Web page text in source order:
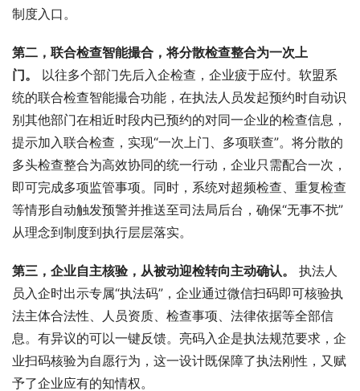
制度入口。
第二，联合检查智能撮合，将分散检查整合为一次上
门。
以往多个部门先后入企检查，企业疲于应付。软盟系
统的联合检查智能撮合功能，在执法人员发起预约时自动识
别其他部门在相近时段内已预约的对同一企业的检查信息，
提示加入联合检查，实现“一次上门、多项联查”。将分散的
多头检查整合为高效协同的统一行动，企业只需配合一次，
即可完成多项监管事项。同时，系统对超频检查、重复检查
等情形自动触发预警并推送至司法局后台，确保“无事不扰”
从理念到制度到执行层层落实。
第三，企业自主核验，从被动迎检转向主动确认。
执法人
员入企时出示专属“执法码”，企业通过微信扫码即可核验执
法主体合法性、人员资质、检查事项、法律依据等全部信
息。有异议的可以一键反馈。亮码入企是执法规范要求，企
业扫码核验为自愿行为，这一设计既保障了执法刚性，又赋
予了企业应有的知情权。